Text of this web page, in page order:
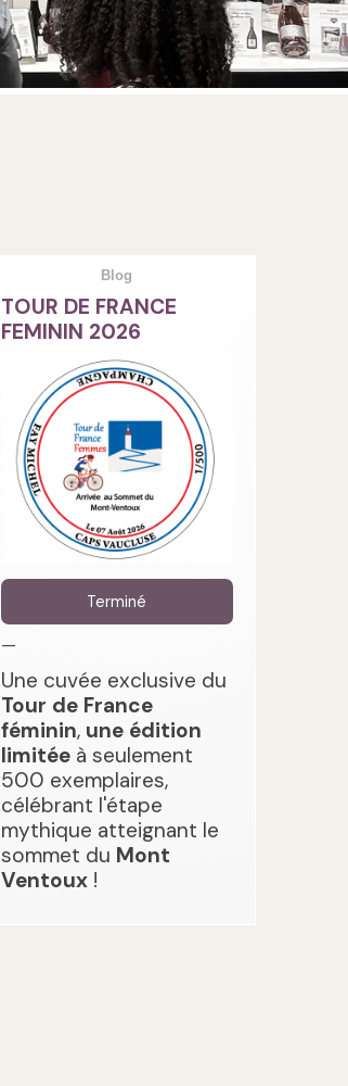
Blog
TOUR DE FRANCE
FEMININ 2026
Terminé
—
Une cuvée exclusive du
Tour de France
féminin, une édition
limitéeà seulement
500 exemplaires,
célébrant l'étape
mythique atteignant le
sommet du Mont
Ventoux !